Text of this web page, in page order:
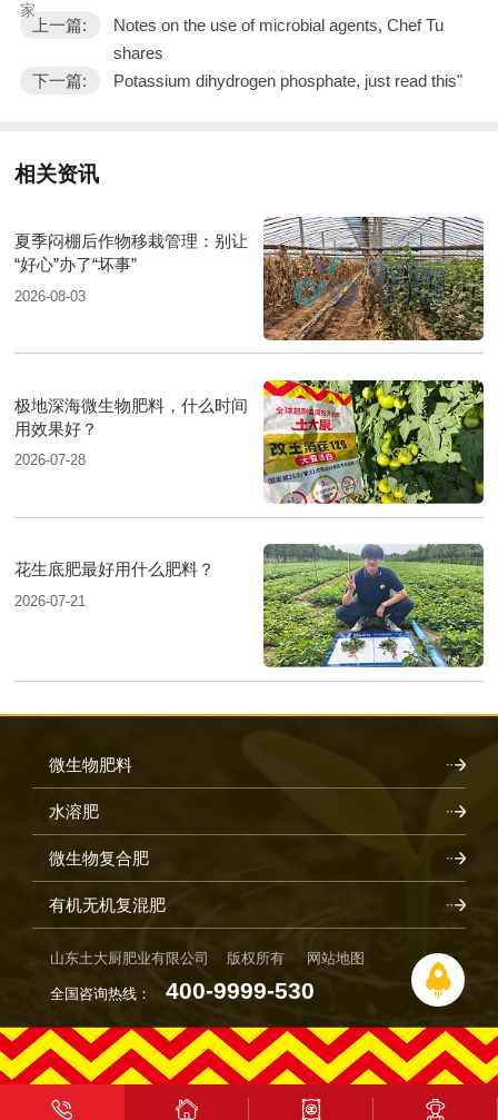
家
上一篇:
Notes on the use of microbial agents, Chef Tu
shares
下一篇:
Potassium dihydrogen phosphate, just read this"
相关资讯
夏季闷棚后作物移栽管理：别让
“好心”办了“坏事”
2026-08-03
极地深海微生物肥料，什么时间
用效果好？
2026-07-28
花生底肥最好用什么肥料？
2026-07-21
微生物肥料
水溶肥
微生物复合肥
有机无机复混肥
山东土大厨肥业有限公司 版权所有 网站地图
全国咨询热线： 400-9999-530